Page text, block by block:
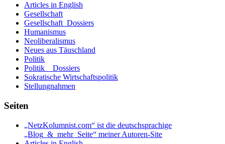
Articles in English
Gesellschaft
Gesellschaft_Dossiers
Humanismus
Neoliberalismus
Neues aus Täuschland
Politik
Politik _ Dossiers
Sokratische Wirtschaftspolitik
Stellungnahmen
Seiten
„NetzKolumnist.com“ ist die deutschsprachige
„Blog_&_mehr_Seite“ meiner Autoren-Site